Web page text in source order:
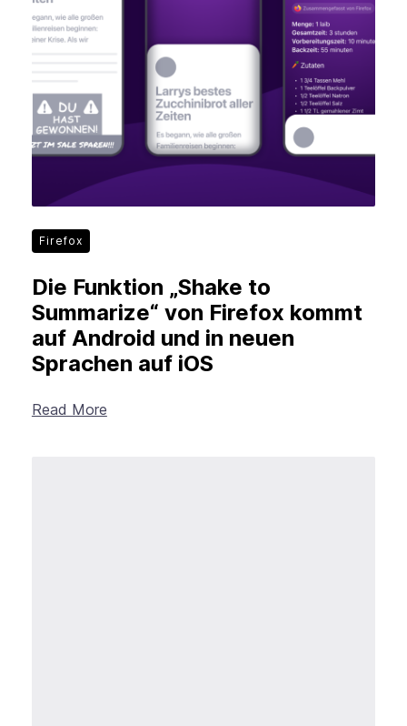
Firefox
Die Funktion „Shake to
Summarize“ von Firefox kommt
auf Android und in neuen
Sprachen auf iOS
Read More